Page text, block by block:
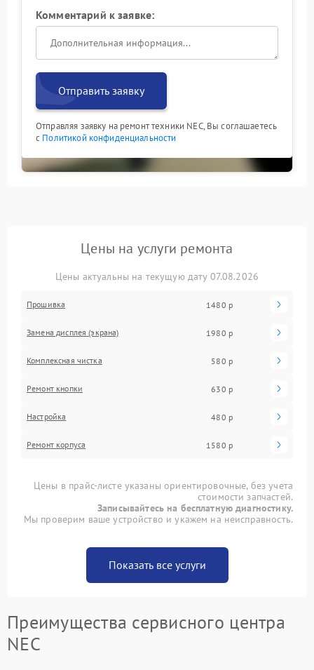
Комментарий к заявке:
Отправить заявку
Отправляя заявку на ремонт техники NEC, Вы соглашаетесь
с Политикой конфиденциальности
Цены на услуги ремонта
Цены актуальны на текущую дату 07.08.2026
Прошивка 1480 р
Замена дисплея (экрана) 1980 р
Комплексная чистка 580 р
Ремонт кнопки 630 р
Настройка 480 р
Ремонт корпуса 1580 р
Цены в прайс-листе указаны ориентировочные, без учета
стоимости запчастей.
Записывайтесь на бесплатную диагностику.
Мы проверим ваше устройство и укажем на неисправность.
Показать все услуги
Преимущества сервисного центра
NEC